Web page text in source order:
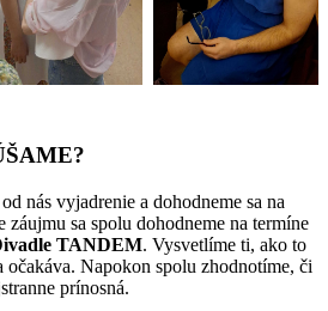
nás vyjadrenie a dohodneme sa na
sa spolu dohodneme na termíne
TANDEM. Vysvetlíme ti, ako to
očakáva. Napokon spolu zhodnotíme, či
prínosná.